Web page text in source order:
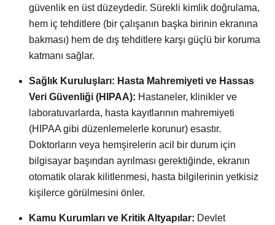
güvenlik en üst düzeydedir. Sürekli kimlik doğrulama,
hem iç tehditlere (bir çalışanın başka birinin ekranına
bakması) hem de dış tehditlere karşı güçlü bir koruma
katmanı sağlar.
Sağlık Kuruluşları: Hasta Mahremiyeti ve Hassas
Veri Güvenliği (HIPAA): Hastaneler, klinikler ve
laboratuvarlarda, hasta kayıtlarının mahremiyeti
(HIPAA gibi düzenlemelerle korunur) esastır.
Doktorların veya hemşirelerin acil bir durum için
bilgisayar başından ayrılması gerektiğinde, ekranın
otomatik olarak kilitlenmesi, hasta bilgilerinin yetkisiz
kişilerce görülmesini önler.
Kamu Kurumları ve Kritik Altyapılar: Devlet